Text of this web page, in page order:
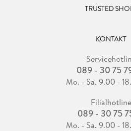
TRUSTED
KONTAKT
089 - 30 75
Mo. - Sa. 9.00 -
Filialhotline
089 - 30 75
Mo. - Sa. 9.00 -